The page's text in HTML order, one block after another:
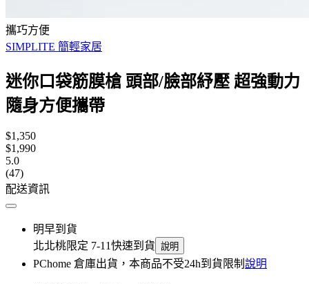
攜巧方便
SIMPLITE 簡輕家居
迷你口袋筋膜槍 頭部/臉部紓壓 超強動力
隨身方便攜帶
$1,350
$1,990
5.0
(47)
配送資訊
明早到貨
北北桃限定 7-11快速到貨 說明
PChome 倉庫出貨，本商品不受24h到貨限制 說明